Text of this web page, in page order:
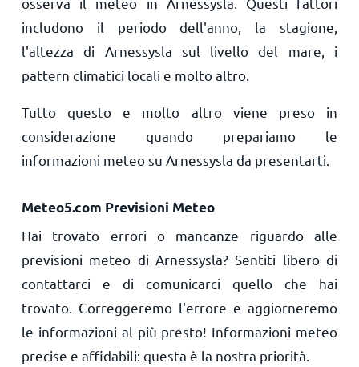
includono il periodo dell'anno, la stagione,
l'altezza di Arnessysla sul livello del mare, i
pattern climatici locali e molto altro.
Tutto questo e molto altro viene preso in
considerazione quando prepariamo le
informazioni meteo su Arnessysla da presentarti.
Meteo5.com Previsioni Meteo
Hai trovato errori o mancanze riguardo alle
previsioni meteo di Arnessysla? Sentiti libero di
contattarci e di comunicarci quello che hai
trovato. Correggeremo l'errore e aggiorneremo
le informazioni al più presto! Informazioni meteo
precise e affidabili: questa è la nostra priorità.